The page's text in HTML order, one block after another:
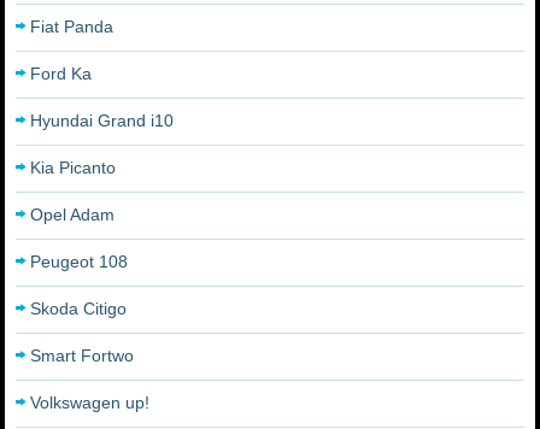
Fiat Panda
Ford Ka
Hyundai Grand i10
Kia Picanto
Opel Adam
Peugeot 108
Skoda Citigo
Smart Fortwo
Volkswagen up!